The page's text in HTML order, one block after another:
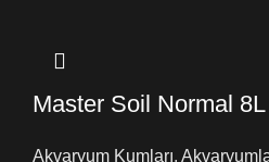
Master Soil Normal 8L
Akvaryum Kumları,